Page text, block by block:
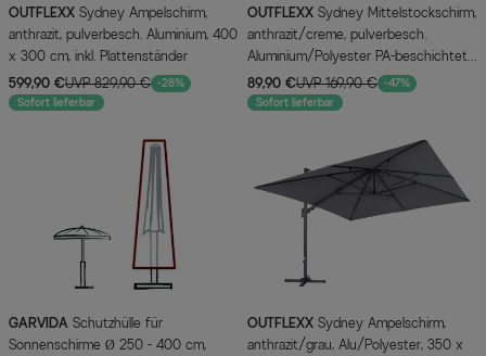
OUTFLEXX
anthrazit, pulverbesch. Aluminium, 400
x 300 cm, inkl. Plattenständer
599,90 €UVP 829,90 € -28%
Sofort lieferbar
OUTFLEXX
anthrazit/creme, pulverbesch.
Aluminium/Polyester PA-beschichtet,
270 x 150 cm
89,90 €UVP 169,90 € -47%
Sofort lieferbar
GARVIDA
Sonnenschirme Ø 250 - 400 cm,
OUTFLEXX
anthrazit/grau, Alu/Polyester, 350 x